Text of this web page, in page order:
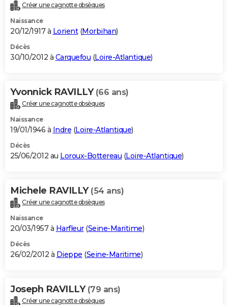
Créer une cagnotte obsèques
Naissance
20/12/1917 à Lorient(Morbihan)
Décès
30/10/2012 à Carquefou (Loire-Atlantique)
Yvonnick RAVILLY (66 ans)
Créer une cagnotte obsèques
Naissance
19/01/1946 à Indre (Loire-Atlantique)
Décès
25/06/2012 au Loroux-Bottereau (Loire-Atlantique)
Michele RAVILLY (54 ans)
Créer une cagnotte obsèques
Naissance
20/03/1957 à Harfleur(Seine-Maritime)
Décès
26/02/2012 à Dieppe (Seine-Maritime)
Joseph RAVILLY (79 ans)
Créer une cagnotte obsèques